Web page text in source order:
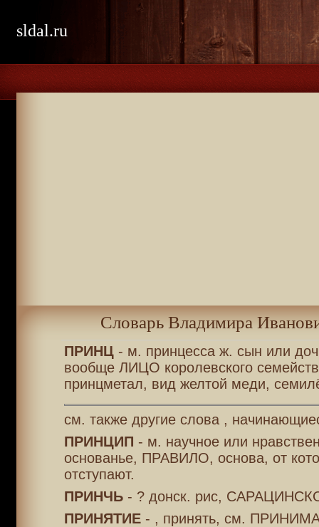
sldal.ru
Словарь Владимира
ПРИНЦ- м. принцесса ж. сын или
вообще ЛИЦО королевского
принцметал, вид желтой меди,
см. также другие слова ,
ПРИНЦИП - м. научное или
основанье, ПРАВИЛО, основа, от
отступают.
ПРИНЧЬ- ? донск. рис,
ПРИНЯТИЕ- , принять, см.